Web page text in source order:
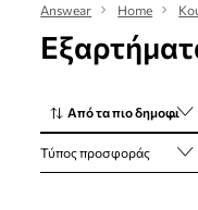
Answear Home
Από τα πιο δημοφιλή
Τύπος προσφοράς